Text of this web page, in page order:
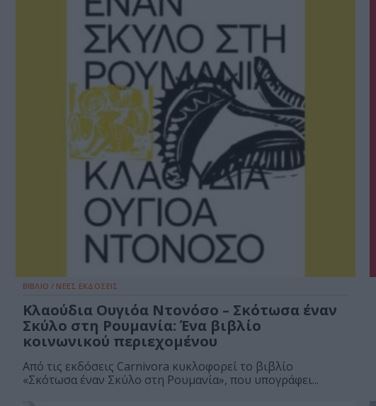
ΒΙΒΛΙΟ / ΝΕΕΣ ΕΚΔΟΣΕΙΣ
Κλαούδια Ουγιόα Ντονόσο – Σκότωσα έναν
Σκύλο στη Ρουμανία: Ένα βιβλίο
κοινωνικού περιεχομένου
Από τις εκδόσεις Carnivora κυκλοφορεί το βιβλίο
«Σκότωσα έναν Σκύλο στη Ρουμανία», που υπογράφει...